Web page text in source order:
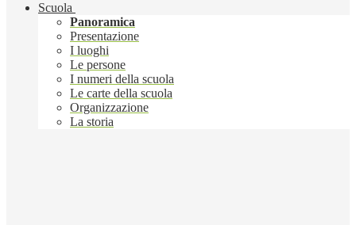
Scuola
Panoramica
Presentazione
I luoghi
Le persone
I numeri della scuola
Le carte della scuola
Organizzazione
La storia